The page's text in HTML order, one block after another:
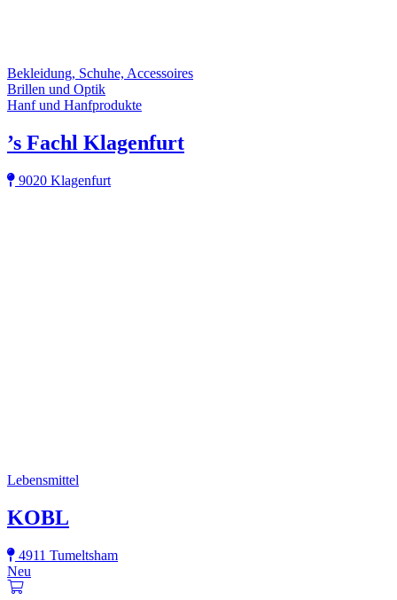
Bekleidung, Schuhe, Accessoires
Brillen und Optik
Hanf und Hanfprodukte
’s Fachl Klagenfurt
9020 Klagenfurt
Lebensmittel
KOBL
4911 Tumeltsham
Neu